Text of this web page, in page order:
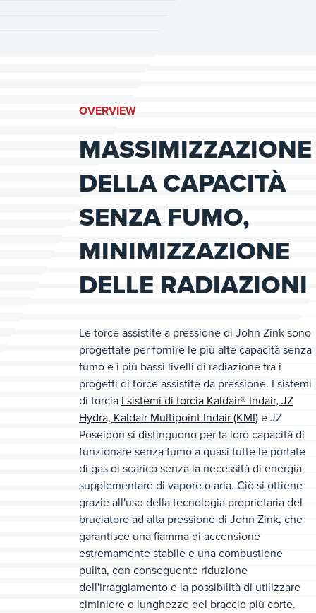
OVERVIEW
MASSIMIZZAZIONE
DELLA CAPACITÀ
SENZA FUMO,
MINIMIZZAZIONE
DELLE RADIAZIONI
Le torce assistite a pressione di John Zink sono
progettate per fornire le più alte capacità senza
fumo e i più bassi livelli di radiazione tra i
progetti di torce assistite da pressione. I sistemi
di torcia I sistemi di torcia Kaldair® Indair, JZ
Hydra, Kaldair Multipoint Indair (KMI)e JZ
Poseidon si distinguono per la loro capacità di
funzionare senza fumo a quasi tutte le portate
di gas di scarico senza la necessità di energia
supplementare di vapore o aria. Ciò si ottiene
grazie all'uso della tecnologia proprietaria del
bruciatore ad alta pressione di John Zink, che
garantisce una fiamma di accensione
estremamente stabile e una combustione
pulita, con conseguente riduzione
dell'irraggiamento e la possibilità di utilizzare
ciminiere o lunghezze del braccio più corte.